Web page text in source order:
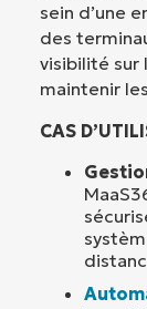
sein d’une
des
visibilité sur
maintenir
CAS